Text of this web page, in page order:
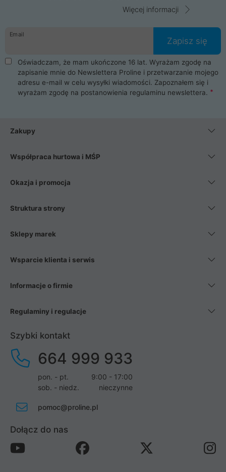
komunikacja ze sklepem komputerowym ProLine jest
danych osobowych. Dlatego zakup notebooka albo laptopa w
ProLine to czysta przyjemność i pełne bezpieczeństwo.
Zaopatrzysz się u nas w akcesoria i części komputerowe
takie jak procesory, karty graficzne, płyty główne, pamięci,
dyski SSD, M.2 oraz HDD. Nasi pracownicy pomogą Ci wybrać
najlepszy zasilacz komputerowy oraz obudowę do komputera.
Poza komputerami mamy również najlepsze na rynku
Smartfony takich producentów jak Xiaomi, Apple, Samsung i
wentylatory. Na koniec mając już to wszystko, możesz
Więcej informacji
Email
Zapisz się
Oświadczam, że mam ukończone 16 lat. Wyrażam zgodę na
zapisanie mnie do Newslettera Proline i przetwarzanie mojego
adresu e-mail w celu wysyłki wiadomości. Zapoznałem się i
wyrażam zgodę na postanowienia regulaminu newslettera.
Zakupy
Współpraca hurtowa i MŚP
Okazja i promocja
Struktura strony
Sklepy marek
Wsparcie klienta i serwis
Informacje o firmie
Regulaminy i regulacje
Szybki kontakt
664 999 933
pon. - pt.
9:00 - 17:00
sob. - niedz.
nieczynne
pomoc@proline.pl
Dołącz do nas